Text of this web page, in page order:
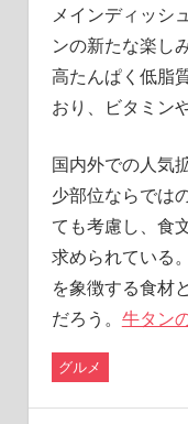
メインディッシ
ンの新たな楽し
高たんぱく低脂
おり、ビタミン
国内外での人気
少部位ならでは
ても考慮し、食
求められている
を象徴する食材
だろう。 牛タン
グルメ